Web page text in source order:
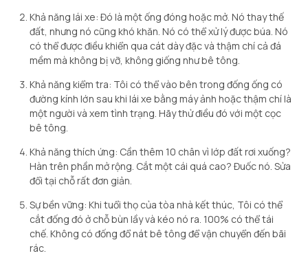
Khả năng lái xe: Đó là một ống đóng hoặc mở. Nó thay thế
đất, nhưng nó cũng khó khăn. Nó có thể xử lý được búa. Nó
có thể được điều khiển qua cát dày đặc và thậm chí cả đá
mềm mà không bị vỡ, không giống như bê tông.
Khả năng kiểm tra: Tôi có thể vào bên trong đống ống có
đường kính lớn sau khi lái xe bằng máy ảnh hoặc thậm chí là
một người và xem tình trạng. Hãy thử điều đó với một cọc
bê tông.
Khả năng thích ứng: Cần thêm 10 chân vì lớp đất rơi xuống?
Hàn trên phần mở rộng. Cắt một cái quá cao? Đuốc nó. Sửa
đổi tại chỗ rất đơn giản.
Sự bền vững: Khi tuổi thọ của tòa nhà kết thúc, Tôi có thể
cắt đống đó ở chỗ bùn lầy và kéo nó ra. 100% có thể tái
chế. Không có đống đổ nát bê tông để vận chuyển đến bãi
rác.